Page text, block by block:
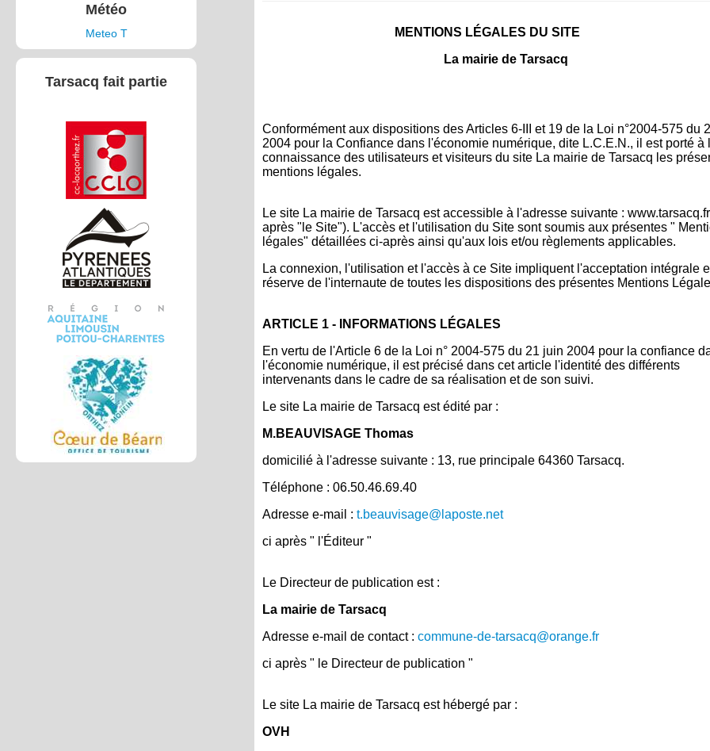
Météo
Meteo T
Tarsacq fait partie
MENTIONS LÉGALES DU SITE
La mairie de Tarsacq
Conformément aux dispositions des Articles 6-III et 19 de la Loi n°2004-575 du
2004 pour la Confiance dans l'économie numérique, dite L.C.E.N., il est porté à
connaissance des utilisateurs et visiteurs du site La mairie de Tarsacq les
mentions légales.
Le site La mairie de Tarsacq est accessible à l'adresse suivante :
après "le Site"). L'accès et l'utilisation du Site sont soumis aux présentes "
légales" détaillées ci-après ainsi qu'aux lois et/ou règlements applicables.
La connexion, l'utilisation et l'accès à ce Site impliquent l'acceptation intégrale
réserve de l'internaute de toutes les dispositions des présentes Mentions
ARTICLE 1 - INFORMATIONS LÉGALES
En vertu de l'Article 6 de la Loi n° 2004-575 du 21 juin 2004 pour la confiance
l'économie numérique, il est précisé dans cet article l'identité des différents
intervenants dans le cadre de sa réalisation et de son suivi.
Le site La mairie de Tarsacq est édité par :
M.BEAUVISAGE Thomas
domicilié à l'adresse suivante : 13, rue principale 64360 Tarsacq.
Téléphone : 06.50.46.69.40
Adresse e-mail : t.beauvisage@laposte.net
ci après " l'Éditeur "
Le Directeur de publication est :
La mairie de Tarsacq
Adresse e-mail de contact : commune-de-tarsacq@orange.fr
ci après " le Directeur de publication "
Le site La mairie de Tarsacq est hébergé par :
OVH